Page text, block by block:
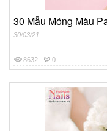
30 Mẫu Móng Màu
30/03/21
8632 0